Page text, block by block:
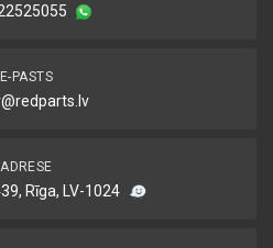
E-PASTS
ADRESE
Rīga, LV-1024